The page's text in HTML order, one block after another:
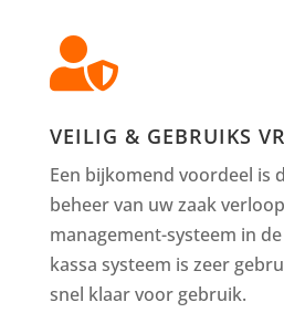

VEILIG & GEBRUIKS
Een bijkomend voordeel is
beheer van uw zaak
management-systeem in
kassa systeem is zeer
snel klaar voor gebruik.